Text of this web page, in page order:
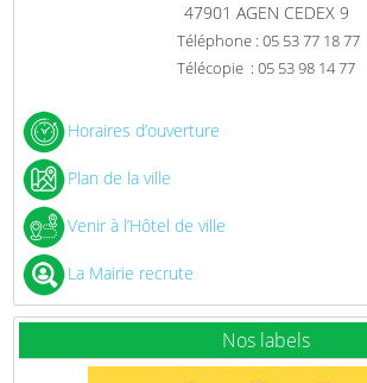
47901 AGEN CEDEX 9
Téléphone : 05 53 77 18 77
Télécopie : 05 53 98 14 77
Horaires d’ouverture
Plan de la ville
Venir à l’Hôtel de ville
La Mairie recrute
Nos labels